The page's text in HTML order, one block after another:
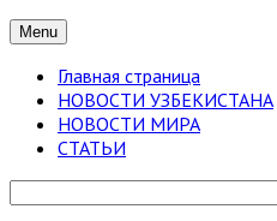
Menu
Главная страница
НОВОСТИ УЗБЕКИСТАНА
НОВОСТИ МИРА
СТАТЬИ